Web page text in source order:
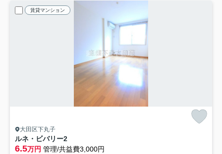
賃貸マンション
大田区下丸子
ルネ・ビバリー2
6.5万円 管理/共益費3,000円